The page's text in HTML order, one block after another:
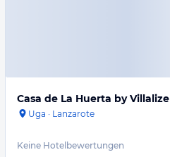
Casa de La Huerta by Villalize
Uga · Lanzarote
Keine Hotelbewertungen